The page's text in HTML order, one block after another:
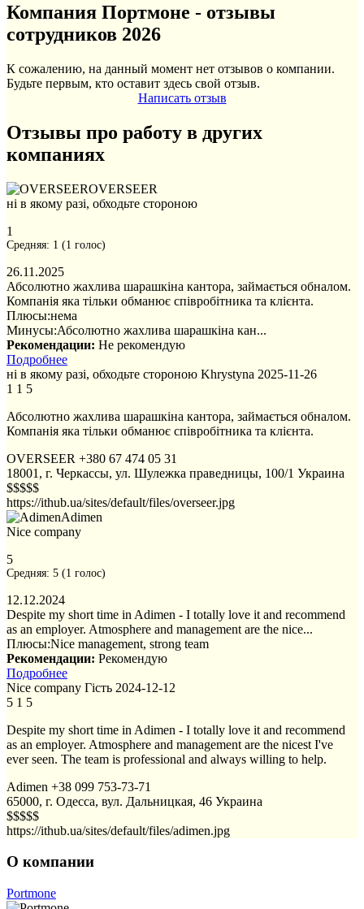
Компания Портмоне - отзывы
сотрудников 2026
К сожалению, на данный момент нет отзывов о компании.
Будьте первым, кто оставит здесь свой отзыв.
Написать отзыв
Отзывы про работу в других
компаниях
OVERSEER
ні в якому разі, обходьте стороною
1
Средняя: 1 (1 голос)
26.11.2025
Абсолютно жахлива шарашкіна кантора, займається обналом.
Компанія яка тільки обманює співробітника та клієнта.
Плюсы:нема
Минусы:Абсолютно жахлива шарашкіна кан...
Рекомендации: Не рекомендую
Подробнее
ні в якому разі, обходьте стороною Khrystyna 2025-11-26
1 1 5
Абсолютно жахлива шарашкіна кантора, займається обналом.
Компанія яка тільки обманює співробітника та клієнта.
OVERSEER +380 67 474 05 31
18001, г. Черкассы, ул. Шулежка праведницы, 100/1 Украина
$$$$$
https://ithub.ua/sites/default/files/overseer.jpg
Adimen
Nice company
5
Средняя: 5 (1 голос)
12.12.2024
Despite my short time in Adimen - I totally love it and recommend
as an employer. Atmosphere and management are the nice...
Плюсы:Nice management, strong team
Рекомендации: Рекомендую
Подробнее
Nice company Гість 2024-12-12
5 1 5
Despite my short time in Adimen - I totally love it and recommend
as an employer. Atmosphere and management are the nicest I've
ever seen. The team is professional and always willing to help.
Adimen +38 099 753-73-71
65000, г. Одесса, вул. Дальницкая, 46 Украина
$$$$$
https://ithub.ua/sites/default/files/adimen.jpg
О компании
Portmone